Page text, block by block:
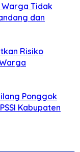
Tidak
dan
Risiko
Ponggok
Kabupaten